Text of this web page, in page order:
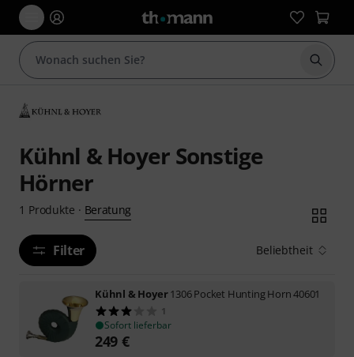
Suche
Kühnl & Hoyer Sonstige
Hörner
1 Produkte · Beratung
Filter Beliebtheit
Kühnl & Hoyer1306 Pocket Hunting Horn 40601
1
Sofort lieferbar
249 €